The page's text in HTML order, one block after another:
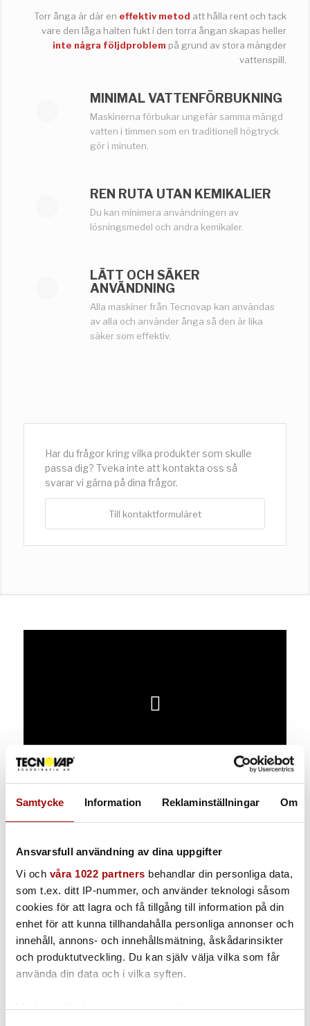
Samtycke Information Reklaminställningar Om
Ansvarsfull användning av dina uppgifter
Vi och våra 1022 partners behandlar din personliga data,
som t.ex. ditt IP-nummer, och använder teknologi såsom
cookies för att lagra och få tillgång till information på din
enhet för att kunna tillhandahålla personliga annonser och
innehåll, annons- och innehållsmätning, åskådarinsikter
och produktutveckling. Du kan själv välja vilka som får
använda din data och i vilka syften.
Torr ånga är där en effektiv metod att hålla rent och tack
vare den låga halten fukt i den torra ångan skapas heller
inte några följdproblem på grund av stora mängder
vattenspill.
MINIMAL VATTENFÖRBUKNING
Maskinerna förbukar ungefär samma mängd
vatten i timmen som en traditionell högtryck
gör i minuten.
REN RUTA UTAN KEMIKALIER
Du kan minimera användningen av
lösningsmedel och andra kemikaler.
LÄTT OCH SÄKER
ANVÄNDNING
Alla maskiner från Tecnovap kan användas
av alla och använder ånga så den är lika
säker som effektiv.
Har du frågor kring vilka produkter som skulle
passa dig? Tveka inte att kontakta oss så
svarar vi gärna på dina frågor.
Till kontaktformuläret
ÅNGRENGÖRING AV
inom mekanisk industri. Maskinen släpper ut en minimal
mängd vatten och löser både oljor och fett.
Vill du sedan veta mer, eller få en demostration på plats, så
är du varmt välkommen att kontakta oss.
Se fler demofilmer